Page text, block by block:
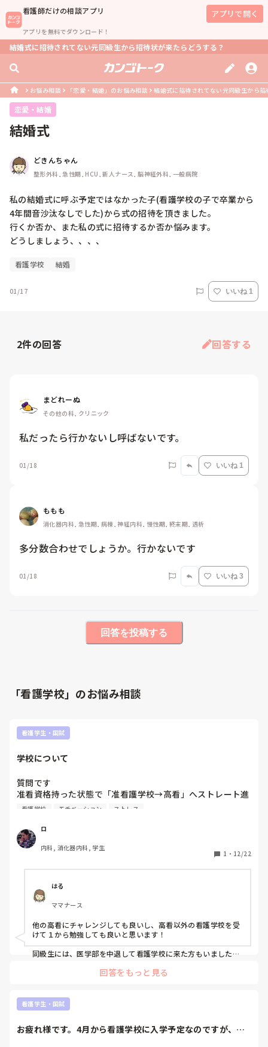
看護師だけの相談アプリ
アプリを無料でダウンロード！
アプリで開く
結婚式に招待されてない元同級生から招待状が来たらどうする？
お悩み相談 「恋愛・結婚」のお悩み相談 結婚式に招待されてない元同級生から
恋愛・結婚
結婚式
どきんちゃん
整形外科, 急性期, HCU, 新人ナース, 脳神経外科, 一般病院
私の結婚式に呼ぶ予定ではなかった子(看護学校の子で卒業から
4年間音沙汰なしでした)から式の招待を頂きました。
行くか否か、また私の式に招待するか否か悩みます。
どうしましょう、、、、
看護学校 結婚
01/17 いいね 1
2件の回答 回答する
まどれーぬ
その他の科, クリニック
私だったら行かないし呼ばないです。
01/18 いいね 1
ももも
消化器内科, 急性期, 病棟, 神経内科, 慢性期, 終末期, 透析
多分数合わせでしょうか。行かないです
01/18 いいね 3
回答を投稿する
「看護学校」のお悩み相談
看護学生・国試
学校について
質問です
准看資格持った状態で「准看護学校→高看」へストレート進
学すると教員の理不尽やらなんやらで途中で留年したりして
しょうか？例えば完全に准看資格あってもなくてもいいよう
な高看の場合はどうでしょうか？
落とされそうな可能性がとても高いので初学者向けの看護専
門学校に行くべきですかね？
誰かエピソードがあれば教えてほしいです
看護学校 モチベーション ストレス
ロ
内科, 消化器内科, 学生
1 ・ 12/22
はる
ママナース
他の高看にチャレンジしても良いし、高看以外の看護学校を受
けて１から勉強しても良いと思います！
同級生には、医学部を中退して看護学校に来た方もいました
回答をもっと見る
看護学生・国試
お疲れ様です。4月から看護学校に入学予定なのですが、１